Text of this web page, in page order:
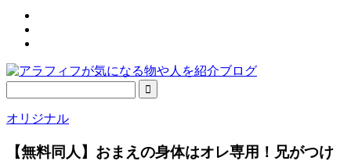
オリジナル
【無料同人】おまえの身体はオレ専用！兄がつけ